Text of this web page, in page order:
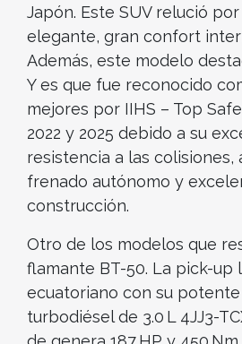
Japón. Este SUV relució
elegante, gran confort
Además, este modelo
Y es que fue reconocido
mejores por IIHS – Top
2022 y 2025 debido a su
resistencia a las colisiones,
frenado autónomo y
construcción.
Otro de los modelos que
flamante BT-50. La pick-up
ecuatoriano con su
turbodiésel de 3.0 L 4JJ3-